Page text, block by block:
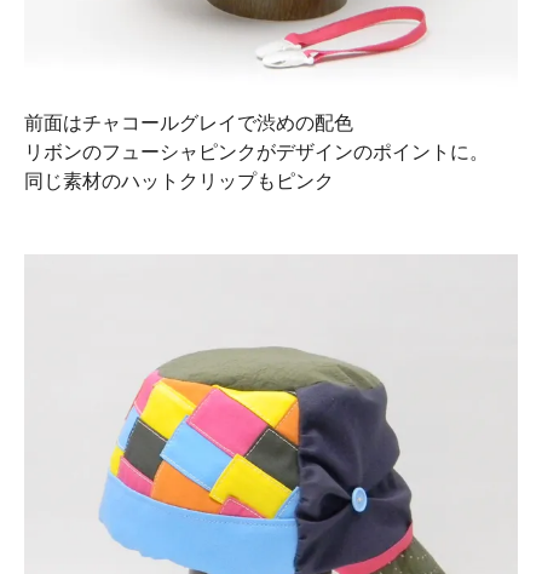
前面はチャコールグレイで渋めの配色
リボンのフューシャピンクがデザインのポイントに。
同じ素材のハットクリップもピンク